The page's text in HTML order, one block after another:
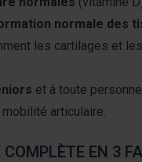
normale des
les cartilages et
et à toute
articulaire.
COMPLÈTE EN 3